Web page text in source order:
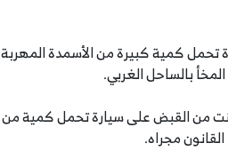
في الساحل الغربي، الاثنين 30 مارس 2020، سيارة تحمل كمية كبيرة من الأسمدة المهربة
بالساحل الغربي.
من القبض على سيارة تحمل كمية من
مجراه.